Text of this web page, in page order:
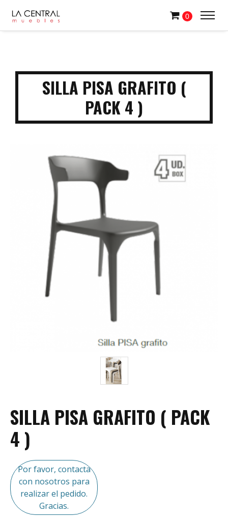
0
SILLA PISA GRAFITO (
PACK 4 )
SILLA PISA GRAFITO ( PACK
4 )
Por favor, contacta
con nosotros para
realizar el pedido.
Gracias.